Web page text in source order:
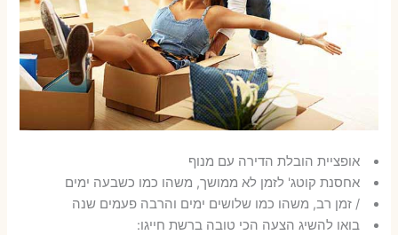
אופציית הובלת הדירה עם מנוף
אחסנת קוטג' לזמן לא ממושך, משהו כמו כשבעה ימים
/ זמן רב, משהו כמו שלושים ימים והרבה פעמים שנה
בואו להשיג הצעה הכי טובה ברשת חייגו: